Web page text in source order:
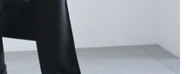
份有限公司提供之「AFTEE先享後付」服務完成之交
範圍內提供個人資料，並將交易相關給付款項請求債
有限公司。
事宜，請瀏覽以下網址：
事先徵得法定代理人或監護人之同意方可使用
若未經同意申辦者引起之損失，本公司不負相關責
含以上)免運費
含以上)免運費